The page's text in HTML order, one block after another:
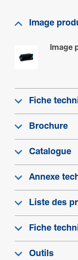
4
Matière
PC-ABS
Couleur
Noir
Code RAL
9005
Compatibilité
Format
47 x 45 mm
Image
Image
Fiche
Brochure
Catalogue
Annexe
Liste des
Fiche
Outils